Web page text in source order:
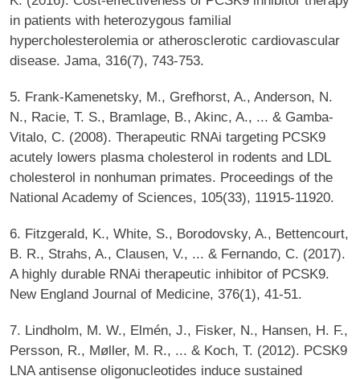
in patients with heterozygous familial
hypercholesterolemia or atherosclerotic cardiovascular
disease. Jama, 316(7), 743-753.
5. Frank-Kamenetsky, M., Grefhorst, A., Anderson, N.
N., Racie, T. S., Bramlage, B., Akinc, A., ... & Gamba-
Vitalo, C. (2008). Therapeutic RNAi targeting PCSK9
acutely lowers plasma cholesterol in rodents and LDL
cholesterol in nonhuman primates. Proceedings of the
National Academy of Sciences, 105(33), 11915-11920.
6. Fitzgerald, K., White, S., Borodovsky, A., Bettencourt,
B. R., Strahs, A., Clausen, V., ... & Fernando, C. (2017).
A highly durable RNAi therapeutic inhibitor of PCSK9.
New England Journal of Medicine, 376(1), 41-51.
7. Lindholm, M. W., Elmén, J., Fisker, N., Hansen, H. F.,
Persson, R., Møller, M. R., ... & Koch, T. (2012). PCSK9
LNA antisense oligonucleotides induce sustained